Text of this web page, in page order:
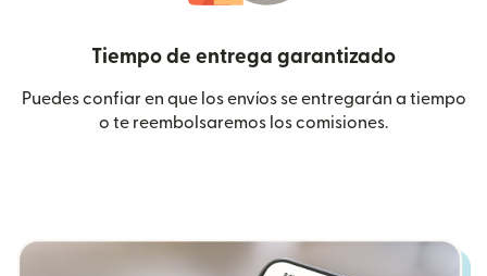
Tiempo de entrega garantizado
Puedes confiar en que los envíos se entregarán a tiempo
o te reembolsaremos los comisiones.